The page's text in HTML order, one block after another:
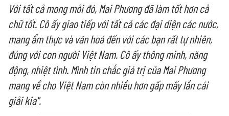
Với tất cả mong mỏi đó, Mai Phương đã làm tốt hơn cả
chữ tốt. Cô ấy giao tiếp với tất cả các đại diện các nước,
mang ẩm thực và văn hoá đến với các bạn rất tự nhiên,
đúng với con người Việt Nam. Cô ấy thông minh, năng
động, nhiệt tình. Mình tin chắc giá trị của Mai Phương
mang về cho Việt Nam còn nhiều hơn gấp mấy lần cái
giải kia".